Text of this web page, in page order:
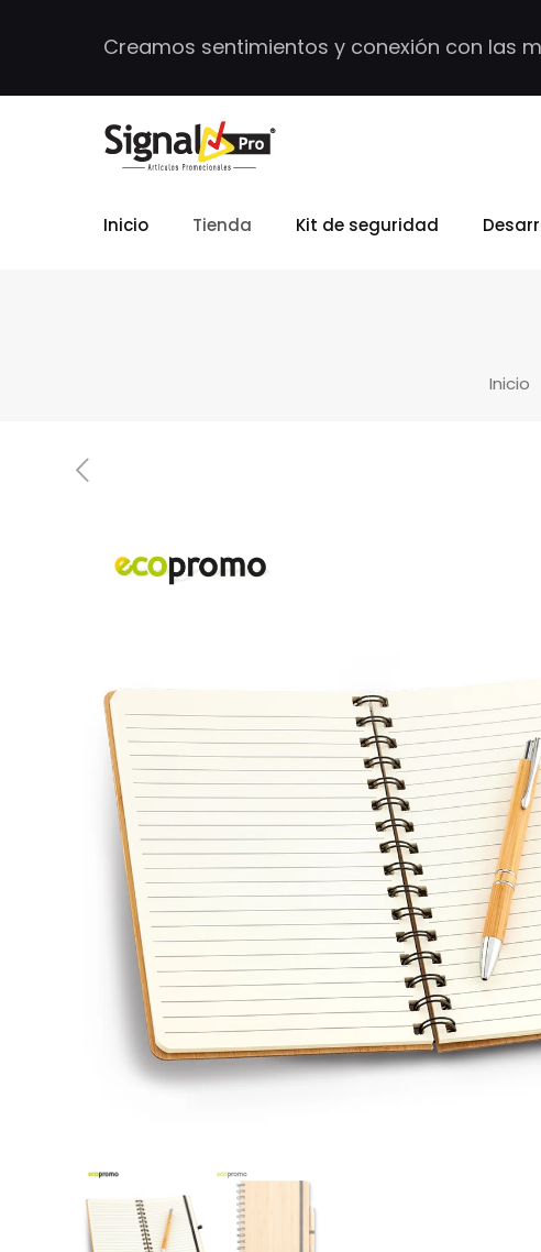
Creamos sentimientos y conexión con las
Inicio Tienda Kit de seguridad
Inicio